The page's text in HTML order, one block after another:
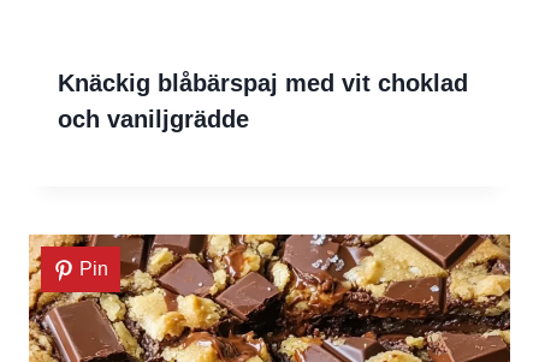
Knäckig blåbärspaj med vit choklad
och vaniljgrädde
Pin